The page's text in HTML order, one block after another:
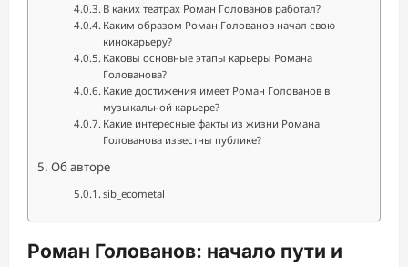
В каких театрах Роман Голованов работал?
Каким образом Роман Голованов начал свою
кинокарьеру?
Каковы основные этапы карьеры Романа
Голованова?
Какие достижения имеет Роман Голованов в
музыкальной карьере?
Какие интересные факты из жизни Романа
Голованова известны публике?
Об авторе
sib_ecometal
Роман Голованов: начало пути и